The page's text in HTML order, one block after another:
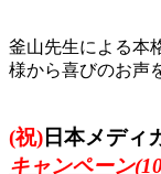
釜山先生による本
様から喜びのお声
(祝) 日本メデ
キャンペーン